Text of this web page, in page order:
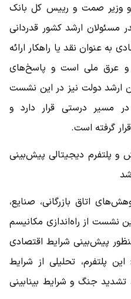
وزیر صمت و رییس کل بانک
مسئولان ارشد کشور قدردانی
به عنوان نقد یا راهکار ارائه
و عرق ملی است و پاسخ‌های
ارشد دولت نیز در این نشست
مسیر درستی قرار دارد و
گرفته است.
پلتفرم دیجیتالی پیش‌بینی
اتاق بازرگانی، صنایع،
نشست از راه‌اندازی مکانیسم
پیش‌بینی شرایط اقتصادی
پلتفرم، تحلیلی از شرایط
تشدید جنگ و شرایط بینابینی